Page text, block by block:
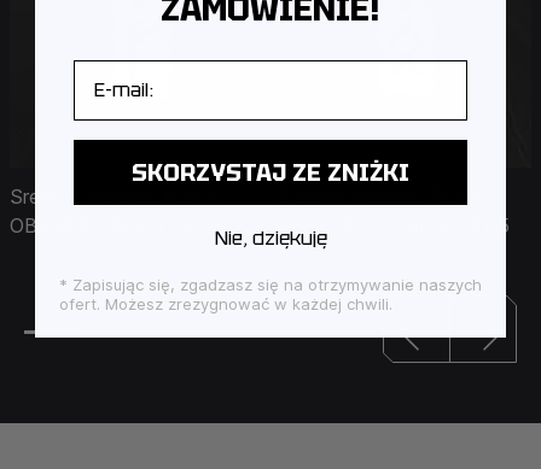
Srebrny wisiorek RUNA
OBEREG - FEHU - 3113
OBEREG - OTHILA - 3115
SKORZYSTAJ ZE ZNIŻKI
Nie, dziękuję
* Zapisując się, zgadzasz się na otrzymywanie naszych
ofert. Możesz zrezygnować w każdej chwili.